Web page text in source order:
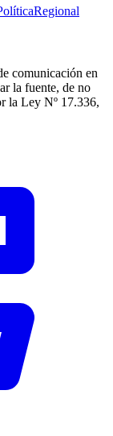
Regional
comunicación en
la fuente, de no
la Ley Nº 17.336,